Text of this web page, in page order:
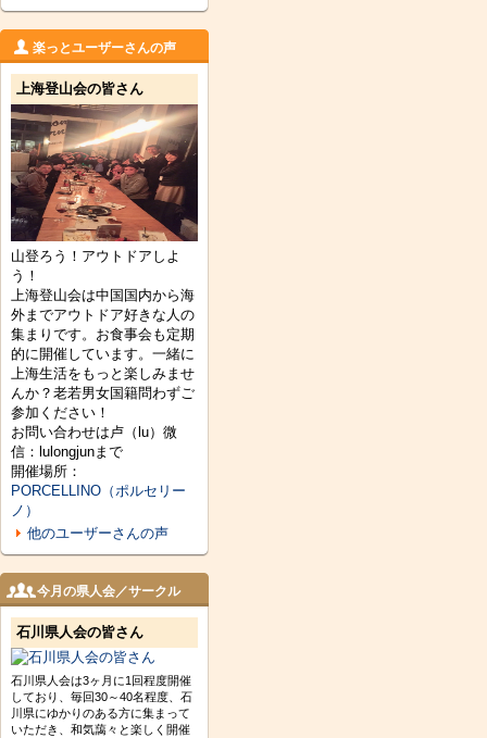
楽っとユーザーさんの声
上海登山会の皆さん
山登ろう！アウトドアしよ
う！
上海登山会は中国国内から海
外までアウトドア好きな人の
集まりです。お食事会も定期
的に開催しています。一緒に
上海生活をもっと楽しみませ
んか？老若男女国籍問わずご
参加ください！
お問い合わせは卢（lu）微
信：lulongjunまで
開催場所：
PORCELLINO（ポルセリー
ノ）
他のユーザーさんの声
今月の県人会／サークル
石川県人会の皆さん
石川県人会は3ヶ月に1回程度開催
しており、毎回30～40名程度、石
川県にゆかりのある方に集まって
いただき、和気藹々と楽しく開催